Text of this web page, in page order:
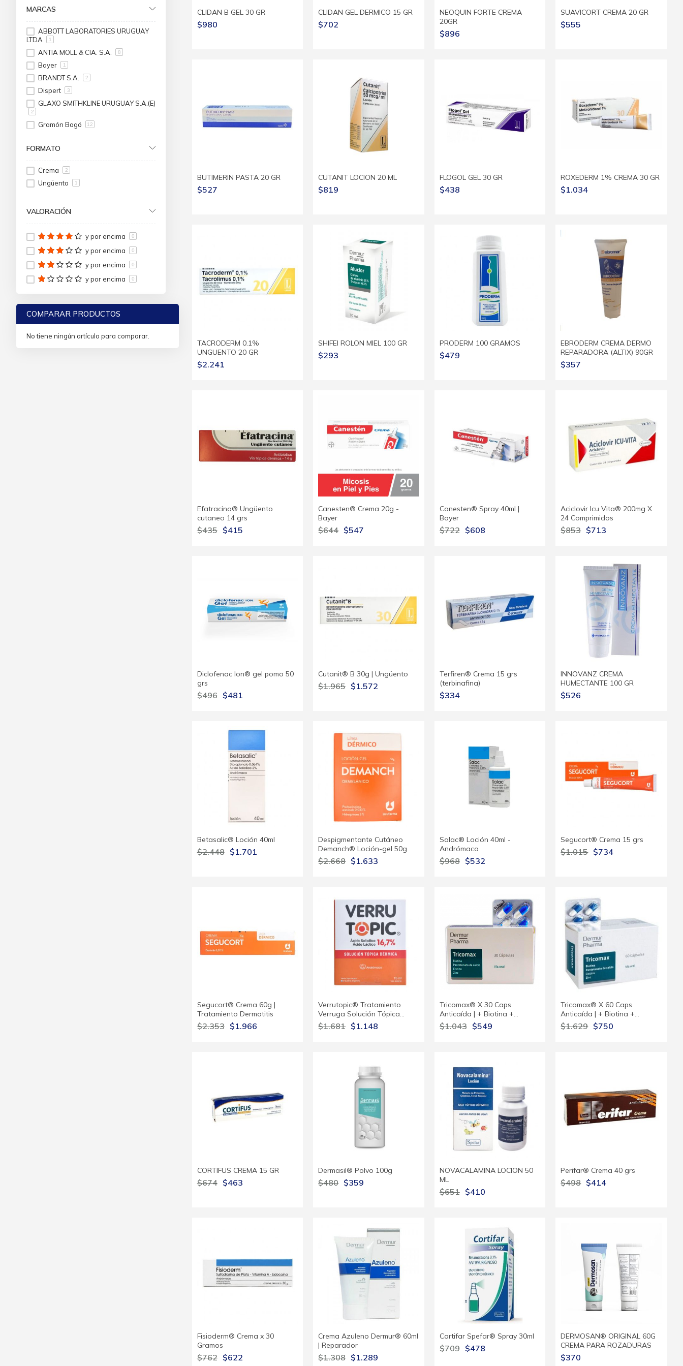
CLIDAN B GEL 30 GR
$980
CLIDAN GEL DERMICO 15 GR
$702
NEOQUIN FORTE CREMA
20GR
$896
SUAVICORT CREMA 20 GR
$555
BUTIMERIN PASTA 20 GR
$527
CUTANIT LOCION 20 ML
$819
FLOGOL GEL 30 GR
$438
ROXEDERM 1% CREMA 30 GR
$1.034
TACRODERM 0.1%
UNGUENTO 20 GR
$2.241
SHIFEI ROLON MIEL 100 GR
$293
PRODERM 100 GRAMOS
$479
EBRODERM CREMA DERMO
REPARADORA (ALTIX) 90GR
$357
Efatracina® Ungüento
cutaneo 14 grs
$415
$435
Canesten® Crema 20g -
Bayer
$547
$644
Canesten® Spray 40ml |
Bayer
$608
$722
Aciclovir Icu Vita® 200mg X
24 Comprimidos
$713
$853
Diclofenac Ion® gel pomo 50
grs
$481
$496
Cutanit® B 30g | Ungüento
$1.572
$1.965
Terfiren® Crema 15 grs
(terbinafina)
$334
INNOVANZ CREMA
HUMECTANTE 100 GR
$526
Betasalic® Loción 40ml
$1.701
$2.448
Despigmentante Cutáneo
Demanch® Loción-gel 50g
$1.633
$2.668
Salac® Loción 40ml -
Andrómaco
$532
$968
Segucort® Crema 15 grs
$734
$1.015
Segucort® Crema 60g |
Tratamiento Dermatitis
$1.966
$2.353
Verrutopic® Tratamiento
Verruga Solución Tópica…
$1.148
$1.681
Tricomax® X 30 Caps
Anticaída | + Biotina +…
$549
$1.043
Tricomax® X 60 Caps
Anticaída | + Biotina +…
$750
$1.629
CORTIFUS CREMA 15 GR
$463
$674
Dermasil® Polvo 100g
$359
$480
NOVACALAMINA LOCION 50
ML
$410
$651
Perifar® Crema 40 grs
$414
$498
Fisioderm® Crema x 30
Gramos
$622
$762
Crema Azuleno Dermur® 60ml
| Reparador
$1.289
$1.308
Cortifar Spefar® Spray 30ml
$478
$709
DERMOSAN® ORIGINAL 60G
CREMA PARA ROZADURAS
$370
MARCAS
ABBOTT LABORATORIES URUGUAY
LTDA
1
ANTIA MOLL & CIA. S.A. 8
Bayer 1
BRANDT S.A. 2
Dispert 3
GLAXO SMITHKLINE URUGUAY S.A.(E)
2
Gramón Bagó 12
Icu-Vita
LAZAR S.A.
SAGRIN S.A.
PHS PHARMASERVICE
PROMOFARMA S.R.L. 7
GSK CH DIVISION PC 2
Urufarma 21
Dermur 3
Spefar
FARMACIA 21
Quasar Nutrition 1
FORMATO
Crema 2
Ungüento 1
VALORACIÓN
y por encima 0
y por encima 0
y por encima 0
y por encima 0
COMPARAR PRODUCTOS
No tiene ningún artículo para comparar.